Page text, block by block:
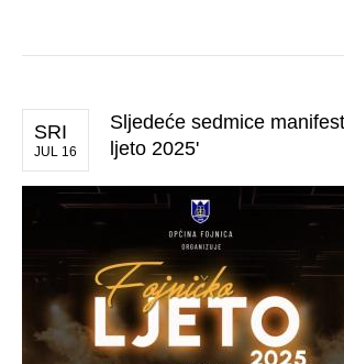
SRI
JUL 16
Sljedeće sedmice
ljeto 2025'